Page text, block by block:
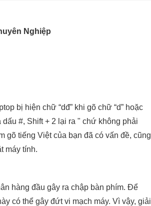
Nghiệp
bị hiện chữ “dđ” khi gõ chữ “d” hoặc
#, Shift + 2 lại ra " chứ không phải
gõ tiếng Việt của bạn đã có vấn đề, cũng
máy tính.
hàng đầu gây ra chập bàn phím. Để
có thể gây đứt vi mạch máy. Vì vậy, giải